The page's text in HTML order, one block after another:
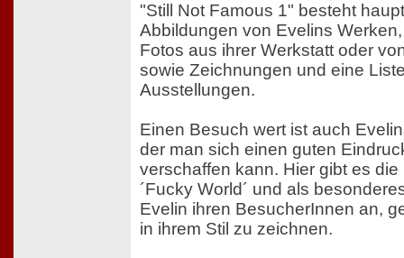
"Still Not Famous 1" besteht
Abbildungen von Evelins
Fotos aus ihrer Werkstatt oder
sowie Zeichnungen und eine
Ausstellungen.
Einen Besuch wert ist auch
der man sich einen guten
verschaffen kann. Hier gibt es
´Fucky World´ und als
Evelin ihren BesucherInnen an,
in ihrem Stil zu zeichnen.